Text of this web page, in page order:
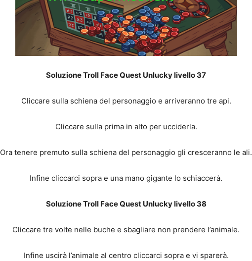
Soluzione Troll Face Quest Unlucky livello 37
Cliccare sulla schiena del personaggio e arriveranno tre api.
Cliccare sulla prima in alto per ucciderla.
Ora tenere premuto sulla schiena del personaggio gli cresceranno le ali.
Infine cliccarci sopra e una mano gigante lo schiaccerà.
Soluzione Troll Face Quest Unlucky livello 38
Cliccare tre volte nelle buche e sbagliare non prendere l’animale.
Infine uscirà l’animale al centro cliccarci sopra e vi sparerà.